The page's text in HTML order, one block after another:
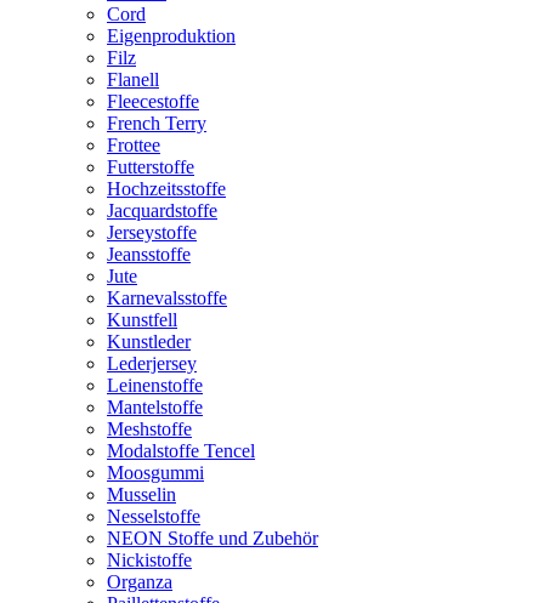
Cord
Eigenproduktion
Filz
Flanell
Fleecestoffe
French Terry
Frottee
Futterstoffe
Hochzeitsstoffe
Jacquardstoffe
Jerseystoffe
Jeansstoffe
Jute
Karnevalsstoffe
Kunstfell
Kunstleder
Lederjersey
Leinenstoffe
Mantelstoffe
Meshstoffe
Modalstoffe Tencel
Moosgummi
Musselin
Nesselstoffe
NEON Stoffe und Zubehör
Nickistoffe
Organza